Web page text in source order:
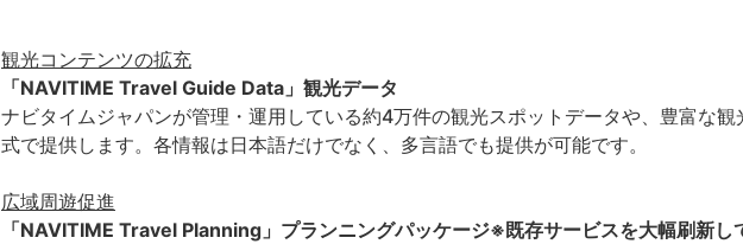
観光コンテンツの拡充
「NAVITIME Travel Guide Data」観光データ
ナビタイムジャパンが管理・運用している約4万件の観光スポットデータや、豊富な観
式で提供します。各情報は日本語だけでなく、多言語でも提供が可能です。
広域周遊促進
「NAVITIME Travel Planning」プランニングパッケージ※既存サービスを大幅刷新し